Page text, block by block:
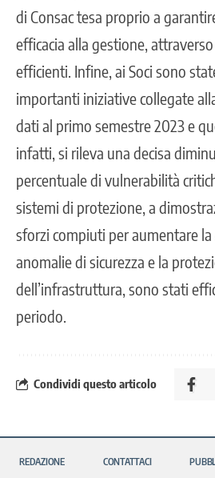
di Consac tesa proprio a
efficacia alla gestione,
efficienti. Infine, ai Soci sono
importanti iniziative collegate
dati al primo semestre 2023 e
infatti, si rileva una decisa
percentuale di vulnerabilità
sistemi di protezione, a
sforzi compiuti per aumentare la
anomalie di sicurezza e la
dell’infrastruttura, sono stati
periodo.
Condividi questo articolo
REDAZIONE CONTATTACI